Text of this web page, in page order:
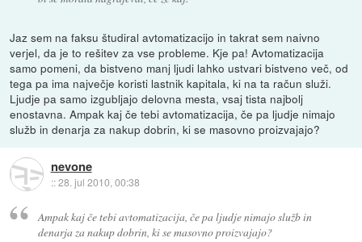
Jaz sem na faksu študiral avtomatizacijo in takrat sem naivno
verjel, da je to rešitev za vse probleme. Kje pa! Avtomatizacija
samo pomeni, da bistveno manj ljudi lahko ustvari bistveno več, od
tega pa ima največje koristi lastnik kapitala, ki na ta račun služi.
Ljudje pa samo izgubljajo delovna mesta, vsaj tista najbolj
enostavna. Ampak kaj če tebi avtomatizacija, če pa ljudje nimajo
služb in denarja za nakup dobrin, ki se masovno proizvajajo?
nevone
::28. jul 2010, 00:38
Ampak kaj če tebi avtomatizacija, če pa ljudje nimajo služb in
denarja za nakup dobrin, ki se masovno proizvajajo?